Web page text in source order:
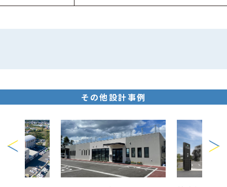
その他設計事例